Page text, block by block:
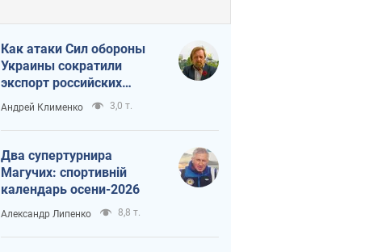
Как атаки Сил обороны
Украины сократили
экспорт российских
нефтепродуктов
Андрей Клименко 3,0 т.
Два супертурнира
Магучих: спортивній
календарь осени-2026
Александр Липенко 8,8 т.